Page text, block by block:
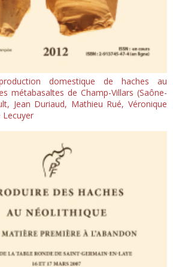
domestique de haches au
métabasaltes de Champ-Villars (Saône-
Jean Duriaud, Mathieu Rué, Véronique
Lecuyer